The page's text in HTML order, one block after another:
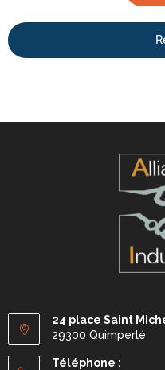
24 place Saint
29300 Quimperlé
Téléphone :